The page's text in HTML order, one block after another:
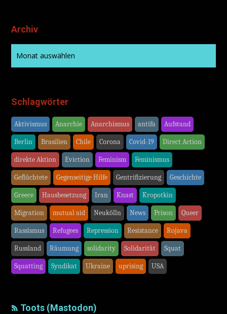
Archiv
Schlagwörter
Aktivismus Anarchie Anarchismus antifa Aufstand
Berlin Brasilien Chile Corona Covid-19 Direct Action
direkte Aktion Eviction Feminism Feminismus
Geflüchtete Gegenseitige Hilfe Gentrifizierung Geschichte
Greece Hausbesetzung Iran Knast Kropotkin
Migration mutual aid Neukölln News Prison Queer
Rassismus Refugees Repression Resistance Rojava
Russland Räumung solidarity Solidarität Squat
Squatting Syndikat Ukraine uprising USA
Toots (Mastodon)